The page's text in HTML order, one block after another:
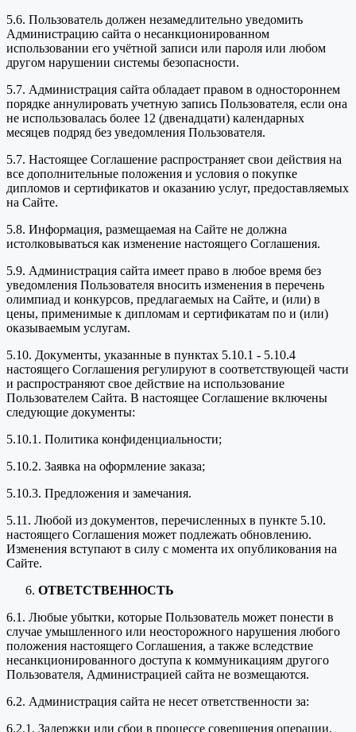
5.6. Пользователь должен незамедлительно уведомить
Администрацию сайта о несанкционированном
использовании его учётной записи или пароля или любом
другом нарушении системы безопасности.
5.7. Администрация сайта обладает правом в одностороннем
порядке аннулировать учетную запись Пользователя, если она
не использовалась более 12 (двенадцати) календарных
месяцев подряд без уведомления Пользователя.
5.7. Настоящее Соглашение распространяет свои действия на
все дополнительные положения и условия о покупке
дипломов и сертификатов и оказанию услуг, предоставляемых
на Сайте.
5.8. Информация, размещаемая на Сайте не должна
истолковываться как изменение настоящего Соглашения.
5.9. Администрация сайта имеет право в любое время без
уведомления Пользователя вносить изменения в перечень
олимпиад и конкурсов, предлагаемых на Сайте, и (или) в
цены, применимые к дипломам и сертификатам по и (или)
оказываемым услугам.
5.10. Документы, указанные в пунктах 5.10.1 - 5.10.4
настоящего Соглашения регулируют в соответствующей части
и распространяют свое действие на использование
Пользователем Сайта. В настоящее Соглашение включены
следующие документы:
5.10.1. Политика конфиденциальности;
5.10.2. Заявка на оформление заказа;
5.10.3. Предложения и замечания.
5.11. Любой из документов, перечисленных в пункте 5.10.
настоящего Соглашения может подлежать обновлению.
Изменения вступают в силу с момента их опубликования на
Сайте.
ОТВЕТСТВЕННОСТЬ
6.1. Любые убытки, которые Пользователь может понести в
случае умышленного или неосторожного нарушения любого
положения настоящего Соглашения, а также вследствие
несанкционированного доступа к коммуникациям другого
Пользователя, Администрацией сайта не возмещаются.
6.2. Администрация сайта не несет ответственности за:
6.2.1. Задержки или сбои в процессе совершения операции,